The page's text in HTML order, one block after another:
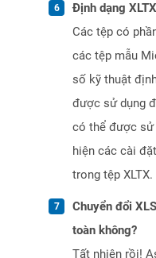
Định dạng
Các tệp có
các tệp mẫu
số kỹ thuật
được sử dụng
có thể được sử
hiện các cài
trong tệp XLTX.
Chuyển đổi
toàn không?
Tất nhiên rồi!